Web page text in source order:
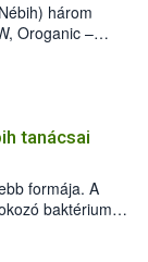
három
Oroganic –
követően,
elleni további
kiskerti
is
tanácsai
formája. A
baktériumok
sütögetés
szól: legalább